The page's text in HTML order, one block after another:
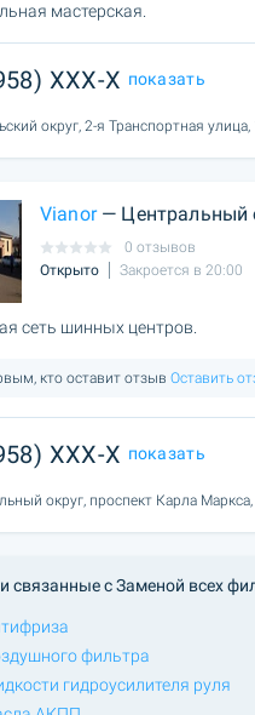
мастерская.
XXX-X показать
округ, 2-я Транспортная улица,
Vianor— Центральный
0 отзывов
Открыто
Закроется в 20:00
сеть шинных центров.
кто оставит отзыв Оставить
XXX-X показать
округ, проспект Карла
связанные с Заменой всех
фильтра
гидроусилителя руля